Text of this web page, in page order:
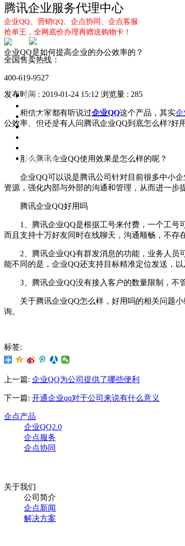
腾讯企业服务代理中心
企业QQ、营销QQ、企点协同、企点客服
抢单王，全网底价办理再赠送购物卡！
全国售卖热线：
400-619-9527
首页
企点服务
企业QQ2.0
解决方案
企业QQ是如何提高企业的办公效率的？
发布时间 : 2019-01-24 15:12 浏览量 : 285
相信大家都有听说过企业QQ这个产品，其实企
公效率。但还是有人问腾讯企业QQ到底怎么样?好
那么腾讯企业QQ使用效果是怎么样的呢？
企业QQ可以说是腾讯公司针对目前很多中小企
资源，强化内部与外部的沟通和管理，从而进一步
腾讯企业QQ好用吗
1、腾讯企业QQ是根据工号来付费，一个工号可
而且支持十万好友同时在线聊天，沟通顺畅，不存
2、腾讯企业QQ有群发消息的功能，业务人员可
能不同的是，企业QQ还支持目标精准定位发送，
3、腾讯企业QQ没有接入客户的数量限制，不管
关于腾讯企业QQ怎么样，好用吗的相关问题小
询。
标签:
上一篇: 企业QQ为公司提供了哪些便利
下一篇: 开通企业qq对于公司来说有什么意义
企点产品
企业QQ2.0
企点服务
企点协同
关于我们
公司简介
企点新闻
解决方案